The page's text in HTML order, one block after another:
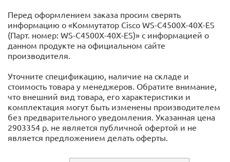
Перед оформлением заказа просим сверять
информацию о «Коммутатор Cisco WS-C4500X-40X-ES
(Парт. номер: WS-C4500X-40X-ES)» с информацией o
данном продукте на официальном сайте
производителя.
Уточните спецификацию, наличие на складе и
стоимость товара у менеджеров. Обратите внимание,
что внешний вид товара, его характеристики и
комплектация могут быть изменены производителем
без предварительного уведомления. Указанная цена
2903354 р. не является публичной офертой и не
является предложением делать оферты.